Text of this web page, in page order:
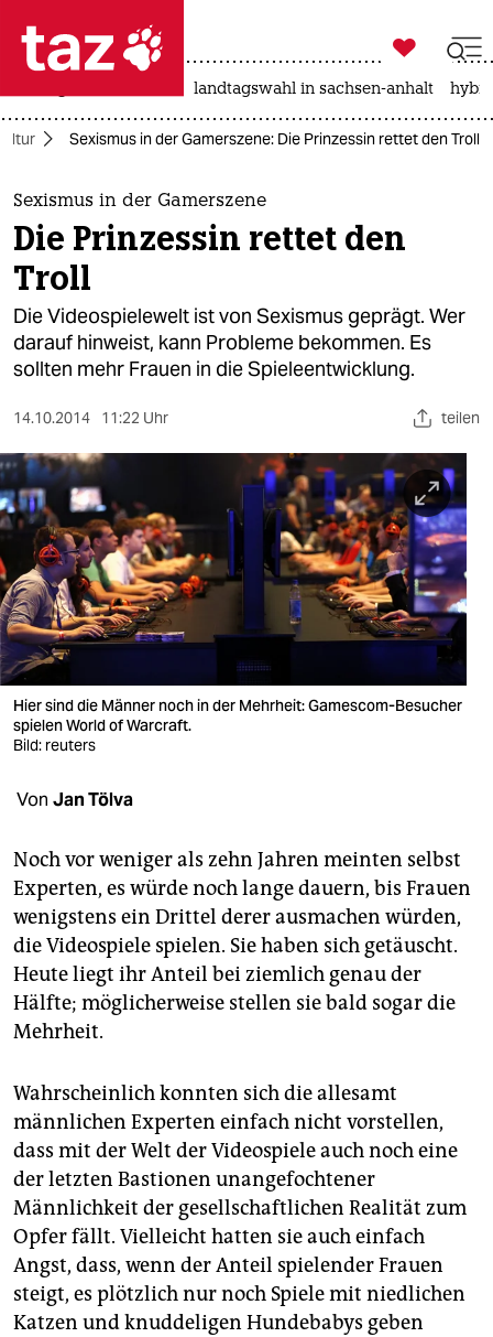
 taz zahl ich
taz zahl ich
themen
politik
öko
gesellschaft
sport
berlin
nord
wahrheit
verlag
verlag
veranstaltungen
unterstützen
abo
genossenschaft
epaper login

taz zahl ich
landtagswahl in sachsen-anhalt
Sexismus in der Gamerszene: Die Prinzessin rettet den Troll
Sexismus in der Gamerszene
Die Prinzessin rettet den
Troll
Die Videospielewelt ist von Sexismus geprägt. Wer
darauf hinweist, kann Probleme bekommen. Es
sollten mehr Frauen in die Spieleentwicklung.
14.10.2014 11:22 Uhr teilen
Hier sind die Männer noch in der Mehrheit: Gamescom-Besucher
spielen World of Warcraft.
Bild: reuters
Von Jan Tölva
Noch vor weniger als zehn Jahren meinten selbst
Experten, es würde noch lange dauern, bis Frauen
wenigstens ein Drittel derer ausmachen würden,
die Videospiele spielen. Sie haben sich getäuscht.
Heute liegt ihr Anteil bei ziemlich genau der
Hälfte; möglicherweise stellen sie bald sogar die
Mehrheit.
Wahrscheinlich konnten sich die allesamt
männlichen Experten einfach nicht vorstellen,
dass mit der Welt der Videospiele auch noch eine
der letzten Bastionen unangefochtener
Männlichkeit der gesellschaftlichen Realität zum
Opfer fällt. Vielleicht hatten sie auch einfach
Angst, dass, wenn der Anteil spielender Frauen
steigt, es plötzlich nur noch Spiele mit niedlichen
Katzen und knuddeligen Hundebabys geben